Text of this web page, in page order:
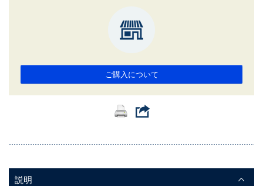
ご購入について
説明